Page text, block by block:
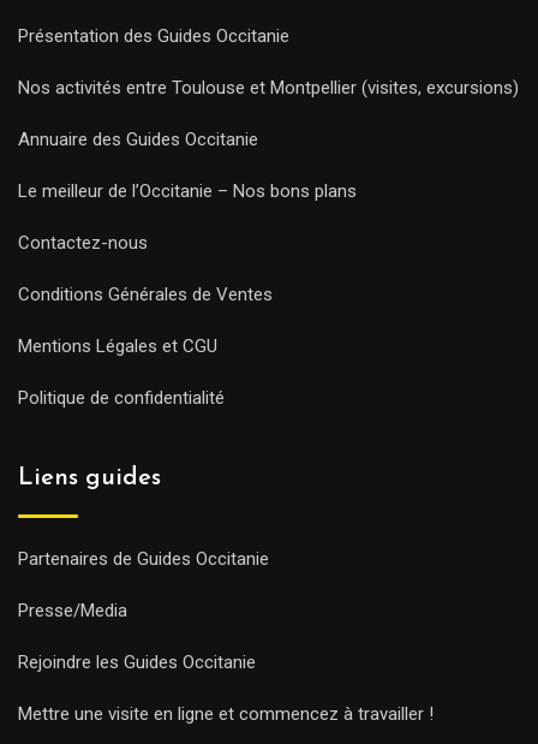
Présentation des Guides Occitanie
Nos activités entre Toulouse et Montpellier (visites, excursions)
Annuaire des Guides Occitanie
Le meilleur de l’Occitanie – Nos bons plans
Contactez-nous
Conditions Générales de Ventes
Mentions Légales et CGU
Politique de confidentialité
Liens guides
Partenaires de Guides Occitanie
Presse/Media
Rejoindre les Guides Occitanie
Mettre une visite en ligne et commencez à travailler !